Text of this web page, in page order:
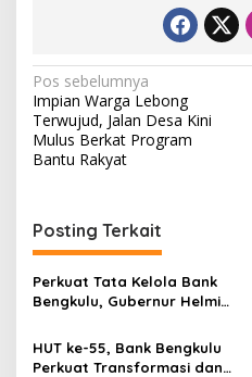
Navigasi
pos
Pos sebelumnya
Impian Warga Lebong
Terwujud, Jalan Desa Kini
Mulus Berkat Program
Bantu Rakyat
Posting Terkait
Perkuat Tata Kelola Bank
Bengkulu, Gubernur Helmi
Kepatuhan
HUT ke-55, Bank Bengkulu
Perkuat Transformasi dan